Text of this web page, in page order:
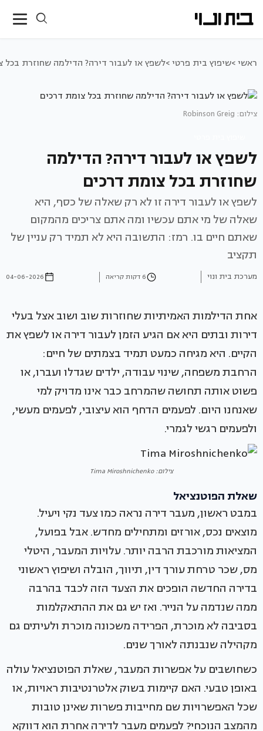
ראשי >שיפוץ בית פרטי >לשפץ או לעבור דירה? הדילמה שחוזרת בכל
צילום: Robinson Greig
לשפץ או לעבור דירה? הדילמה
שחוזרת בכל צומת דרכים
לשפץ או לעבור דירה זו לא רק שאלה של כסף, היא
שאלה של מי אתם עכשיו ומה אתם צריכים מהמקום
שאתם חיים בו. רמז: התשובה היא לא תמיד רק עניין של
תקציב
מערכת בית ונוי 6 דקות קריאה 04-06-2026
אחת הדילמות האמיתיות שחוזרות שוב ושוב אצל בעלי
דירות ובתים היא אם הגיע הזמן לעבור דירה או לשפץ את
הקיים. היא מגיחה כמעט תמיד בצמתים של חיים:
הרחבת משפחה, שינוי עבודה, ילדים שגדלו ועברו, או
פשוט אותה תחושה שהמרחב כבר אינו מדויק למי
שאנחנו היום. לפעמים הדחף הוא עיצובי, לפעמים מעשי,
ולפעמים רגשי לגמרי.
צילום: Tima Miroshnichenko
שאלת הפוטנציאל
במבט ראשון, מעבר דירה נראה כמו צעד נקי ויעיל.
מוצאים נכס, אורזים ומתחילים מחדש. אבל בפועל,
המציאות מורכבת הרבה יותר. עלויות המעבר, היטלי
מס, שכר טרחת עורך דין, תיווך, הובלה ושיפוץ ראשוני
בדירה החדשה הופכים את הצעד הזה לכבד בהרבה
ממה שנדמה על הנייר. ואז יש גם את ההתאקלמות
בסביבה לא מוכרת, הפרידה משכונה מוכרת ולעיתים גם
מקהילה שנבנתה לאורך שנים.
כשחושבים על אפשרות המעבר, שאלת הפוטנציאל עולה
באופן טבעי. האם קיימות בשוק אלטרנטיבות ראויות, או
שכל האפשרויות שם מחייבות פשרות שאינן טובות
מהמצב הנוכחי? לפעמים מעבר לדירה אחרת הוא דווקא